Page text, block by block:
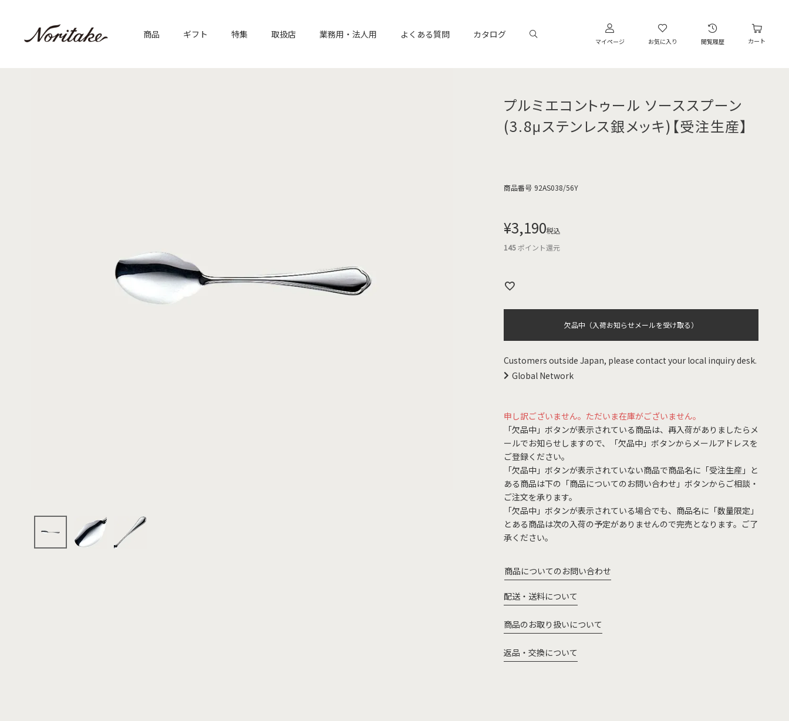
商品 ギフト 特集 取扱店 業務用・法人用 よくある質問 カタログ
マイページ お気に入り 閲覧履歴 カート
プルミエコントゥール ソーススプーン
(3.8μステンレス銀メッキ)【受注生産】
商品番号 92AS038/56Y
¥3,190税込
145ポイント還元
欠品中（入荷お知らせメールを受け取る）
Customers outside Japan, please contact your local inquiry desk.
Global Network
申し訳ございません。ただいま在庫がございません。
「欠品中」ボタンが表示されている商品は、再入荷がありましたらメ
ールでお知らせしますので、「欠品中」ボタンからメールアドレスを
ご登録ください。
「欠品中」ボタンが表示されていない商品で商品名に「受注生産」と
ある商品は下の「商品についてのお問い合わせ」ボタンからご相談・
ご注文を承ります。
「欠品中」ボタンが表示されている場合でも、商品名に「数量限定」
とある商品は次の入荷の予定がありませんので完売となります。ご了
承ください。
商品についてのお問い合わせ
配送・送料について
商品のお取り扱いについて
返品・交換について